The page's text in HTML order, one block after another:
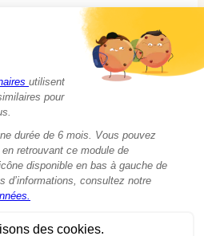
Tous droits réservés
en matière de cookies
légales
de Cookies
CGU